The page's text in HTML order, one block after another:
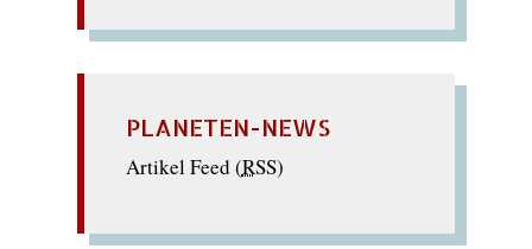
PLANETEN-NEWS
Artikel Feed (RSS)